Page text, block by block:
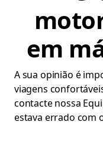
em
A sua opinião é
viagens
contacte nossa
estava errado com